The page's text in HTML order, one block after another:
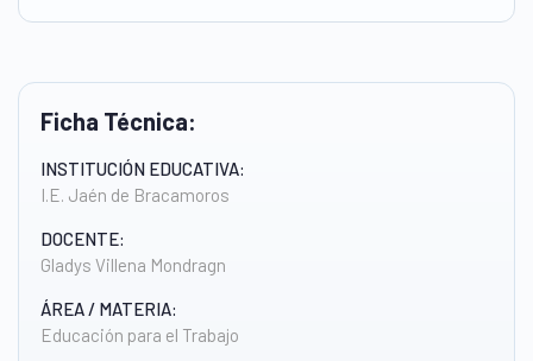
Ficha Técnica:
INSTITUCIÓN EDUCATIVA:
I.E. Jaén de Bracamoros
DOCENTE:
Gladys Villena Mondragn
ÁREA / MATERIA:
Educación para el Trabajo